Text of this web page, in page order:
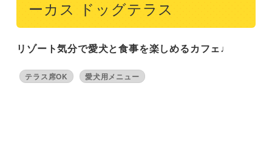
ーカス ドッグテラス
リゾート気分で愛犬と食事を楽しめるカフェ♩
テラス席OK 愛犬用メニュー